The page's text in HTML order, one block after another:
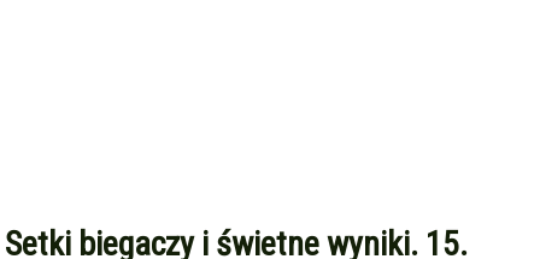
Setki biegaczy i świetne wyniki. 15.